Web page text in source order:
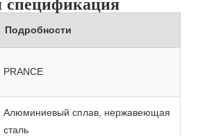
Подробности
PRANCE
Алюминиевый сплав, нержавеющая
сталь